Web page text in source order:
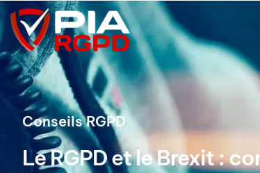
Conseils RGPD
Le RGPD et le Brexit :